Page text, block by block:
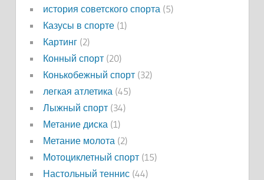
история советского спорта (5)
Казусы в спорте(1)
Картинг(2)
Конный спорт(20)
Конькобежный спорт(32)
легкая атлетика (45)
Лыжный спорт(34)
Метание диска (1)
Метание молота (2)
Мотоциклетный спорт(15)
Настольный теннис(44)